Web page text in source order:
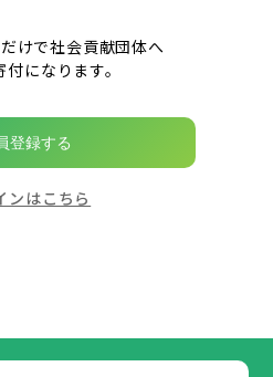
けで社会貢献団体へ
付になります。
登録する
ンはこちら